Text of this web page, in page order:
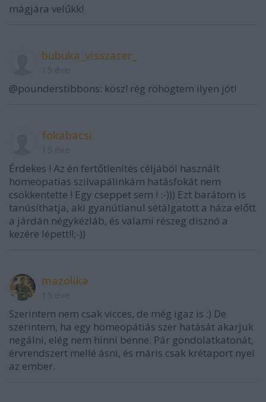
mágjára velűkk!
bubuka_visszater_
@pounderstibbons: kösz! rég röhögtem ilyen jót!
fokabacsi
Érdekes ! Az én fertőtlenítés céljából használt
homeopatias szilvapálinkám hatásfokát nem
csökkentette ! Egy cseppet sem ! :-))) Ezt barátom is
tanúsíthatja, aki gyanútlanul sétálgatott a háza előtt
a járdán négykézláb, és valami részeg disznó a
kezére lépett!!;-))
mazolika
Szerintem nem csak vicces, de még igaz is :) De
szerintem, ha egy homeopátiás szer hatását akarjuk
negálni, elég nem hinni benne. Pár gondolatkatonát,
érvrendszert mellé ásni, és máris csak krétaport nyel
az ember.